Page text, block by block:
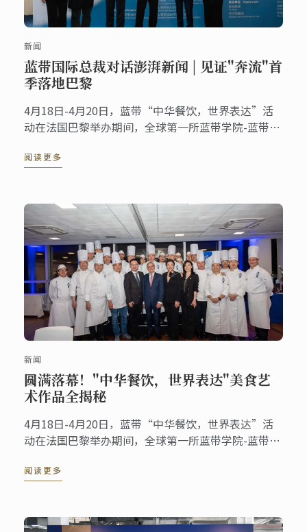
新闻
蓝带国际总裁对话澎湃新闻 | 见证"奔流"首
季落地巴黎
4月18日-4月20日，蓝带“中华餐饮，世界表达”活
动在法国巴黎举办期间，全球第一所蓝带学院-蓝带巴
文对话》首季火热启幕！
阅读更多
新闻
圆满落幕！"中华餐饮，世界表达"美食艺
术作品全揭秘
4月18日-4月20日，蓝带“中华餐饮，世界表达”活
动在法国巴黎举办期间，全球第一所蓝带学院-蓝带巴
文对话》首季火热启幕！
阅读更多